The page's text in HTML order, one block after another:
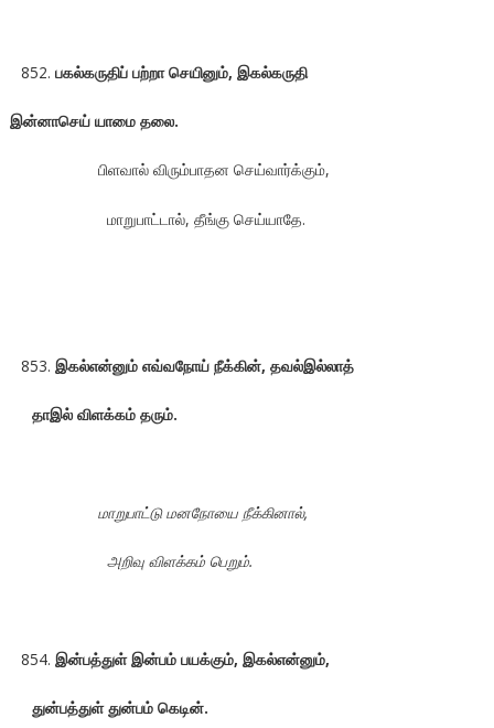
பகல்கருதிப் பற்றா செயினும், இகல்கருதி
இன்னாசெய் யாமை தலை.
பிளவால் விரும்பாதன செய்வார்க்கும்,
மாறுபாட்டால், தீங்கு செய்யாதே.
இகல்என்னும் எவ்வநோய் நீக்கின், தவல்இல்லாத்
தாஇல் விளக்கம் தரும்.
மாறுபாட்டு மனநோயை நீக்கினால்,
அறிவு விளக்கம் பெறும்.
இன்பத்துள் இன்பம் பயக்கும், இகல்என்னும்,
துன்பத்துள் துன்பம் கெடின்.